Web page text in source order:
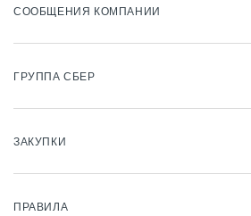
СООБЩЕНИЯ КОМПАНИИ
ГРУППА СБЕР
ЗАКУПКИ
ПРАВИЛА